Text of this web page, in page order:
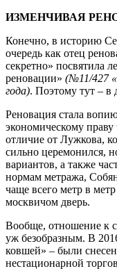
ИЗМЕНЧИВАЯ
Конечно, в историю
очередь как отец
секретно» посвятила
реновации» (№11/427
года). Поэтому тут – в
Реновация стала
экономическому праву
отличие от Лужкова,
сильно церемонился,
вариантов, а также
нормам метража,
чаще всего метр в
москвичом дверь.
Вообще, отношение к
уж безобразным. В
ковшей» – были
нестационарной